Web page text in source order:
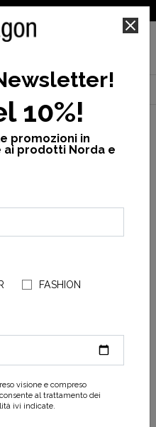
Sabot Fae !
10%!
promozioni in
ai prodotti Norda e
FASHION
visione e compreso
al trattamento dei
ivi indicate.